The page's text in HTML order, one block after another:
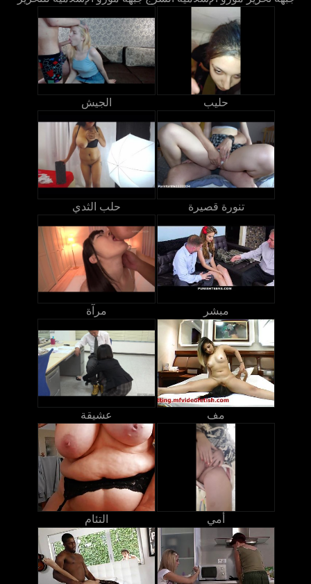
الجيش حليب
حلب الثدي تنورة قصيرة
مرآة مبشر
عشيقة مف
التئام أمي